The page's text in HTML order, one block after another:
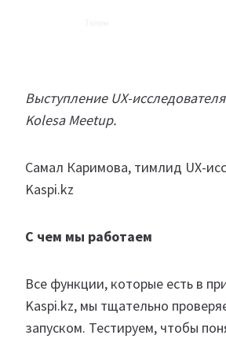
Выступление UX-
Kolesa Meetup.
Самал Каримова, тимлид UX-
Kaspi.kz
С чем мы работаем
Все функции, которые есть в
Kaspi.kz, мы тщательно
запуском. Тестируем, чтобы